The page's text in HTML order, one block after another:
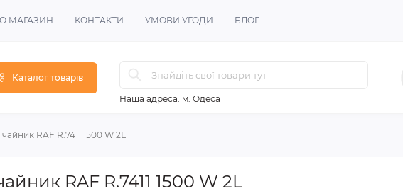
МАГАЗИН КОНТАКТИ УМОВИ УГОДИ БЛОГ
Каталог товарів
Наша адреса: м. Одеса
RAF R.7411 1500 W 2L
RAF R.7411 1500 W 2L